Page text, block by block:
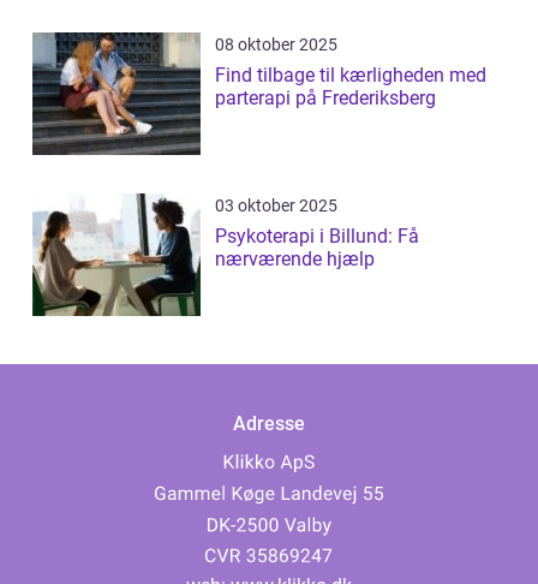
08 oktober 2025
Find tilbage til kærligheden med
parterapi på Frederiksberg
03 oktober 2025
Psykoterapi i Billund: Få
nærværende hjælp
Adresse